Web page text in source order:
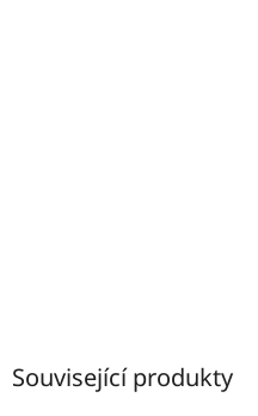
Související produkty